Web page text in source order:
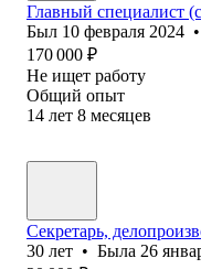
Главный специалист
Был 10 февраля 2024 •
170 000 ₽
Не ищет работу
Общий опыт
14 лет 8 месяцев
Секретарь,
30 лет • Была 26